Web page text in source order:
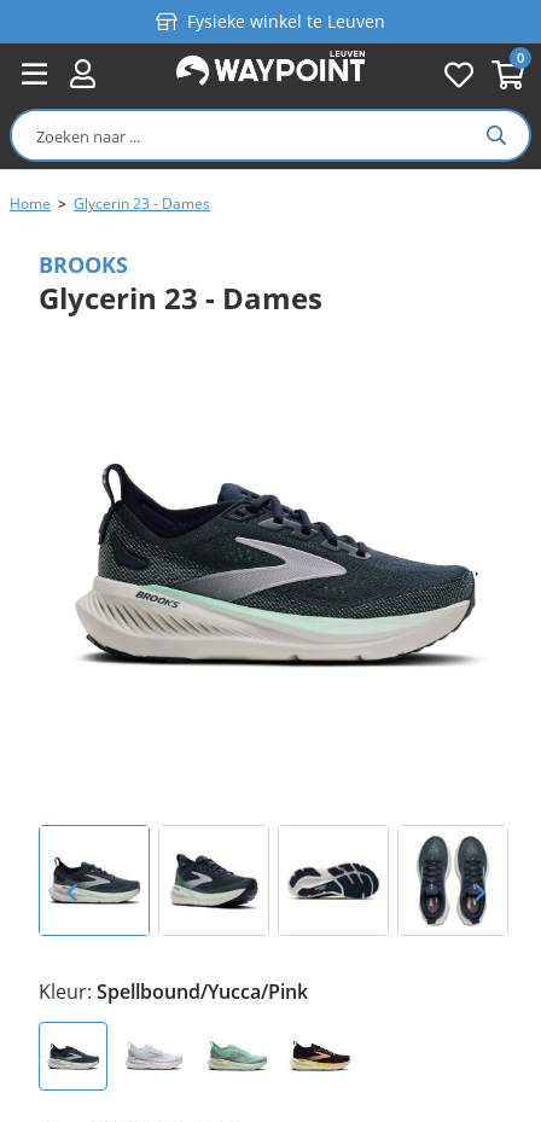
0
Fysieke winkel te Leuven
Persoonlijk advies
Gratis verzending in België vanaf €99
Home > Glycerin 23 - Dames
BROOKS
Glycerin 23 - Dames
Kleur: Spellbound/Yucca/Pink